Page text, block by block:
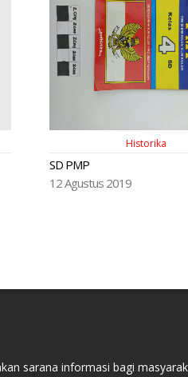
Historika
SD PMP
12 Agustus 2019
sarana informasi bagi